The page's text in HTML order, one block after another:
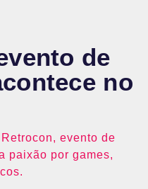
de
no
evento de
paixão por games,